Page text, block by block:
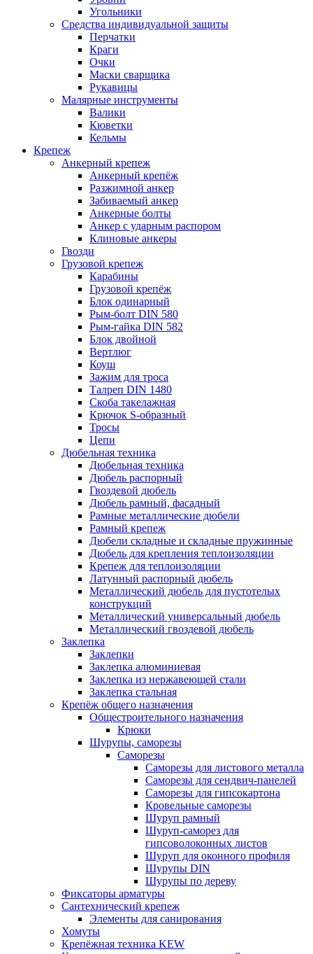
Угольники
Средства индивидуальной защиты
Перчатки
Краги
Очки
Маски сварщика
Рукавицы
Малярные инструменты
Валики
Кюветки
Кельмы
Крепеж
Анкерный крепеж
Анкерный крепёж
Разжимной анкер
Забиваемый анкер
Анкерные болты
Анкер с ударным распором
Клиновые анкеры
Гвозди
Грузовой крепеж
Карабины
Грузовой крепёж
Блок одинарный
Рым-болт DIN 580
Рым-гайка DIN 582
Блок двойной
Вертлюг
Коуш
Зажим для троса
Талреп DIN 1480
Скоба такелажная
Крючок S-образный
Тросы
Цепи
Дюбельная техника
Дюбельная техника
Дюбель распорный
Гвоздевой дюбель
Дюбель рамный, фасадный
Рамные металлические дюбели
Рамный крепеж
Дюбели складные и складные пружинные
Дюбель для крепления теплоизоляции
Крепеж для теплоизоляции
Латунный распорный дюбель
Металлический дюбель для пустотелых
конструкций
Металлический универсальный дюбель
Металлический гвоздевой дюбель
Заклепка
Заклепки
Заклепка алюминиевая
Заклепка из нержавеющей стали
Заклепка стальная
Крепёж общего назначения
Общестроительного назначения
Крюки
Шурупы, саморезы
Саморезы
Саморезы для листового металла
Саморезы для сендвич-панелей
Саморезы для гипсокартона
Кровельные саморезы
Шуруп рамный
Шуруп-саморез для
гипсоволоконных листов
Шуруп для оконного профиля
Шурупы DIN
Шурупы по дереву
Фиксаторы арматуры
Сантехнический крепеж
Элементы для санирования
Хомуты
Крепёжная техника KEW